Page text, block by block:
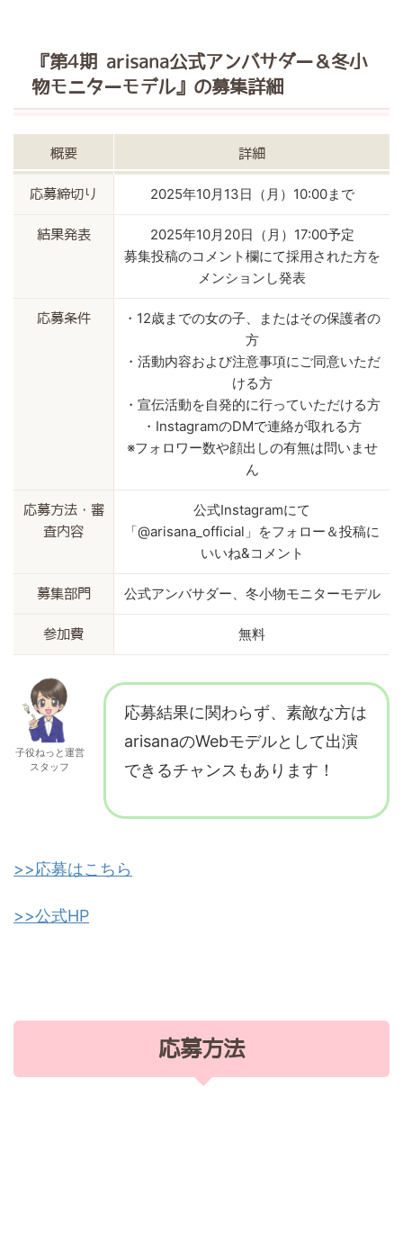
『第4期 arisana公式アンバサダー＆冬小
物モニターモデル』 の募集詳細
概要 詳細
応募締切り 2025年10月13日（月）10:00まで
結果発表
2025年10月20日（月）17:00予定
募集投稿のコメント欄にて採用された方を
メンションし発表
応募条件
・12歳までの女の子、またはその保護者の
方
・活動内容および注意事項にご同意いただ
ける方
・宣伝活動を自発的に行っていただける方
・InstagramのDMで連絡が取れる方
※フォロワー数や顔出しの有無は問いませ
ん
応募方法・審
査内容
公式Instagramにて
「@arisana_official」をフォロー＆投稿に
いいね&コメント
募集部門 公式アンバサダー、冬小物モニターモデル
参加費 無料
子役ねっと運営
スタッフ
応募結果に関わらず、素敵な方は
arisanaのWebモデルとして出演
できるチャンスもあります！
>>応募はこちら
>>公式HP
応募方法